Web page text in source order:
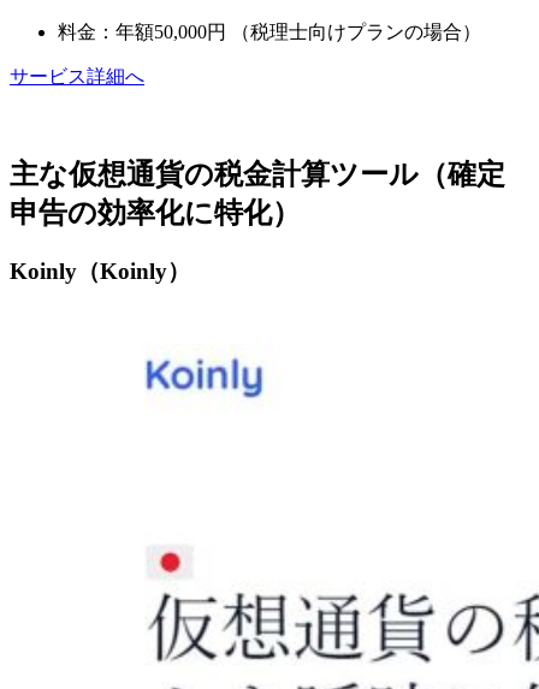
料金：年額50,000円 （税理士向けプランの場合）
サービス詳細へ
主な仮想通貨の税金計算ツール（確定
申告の効率化に特化）
Koinly（Koinly）